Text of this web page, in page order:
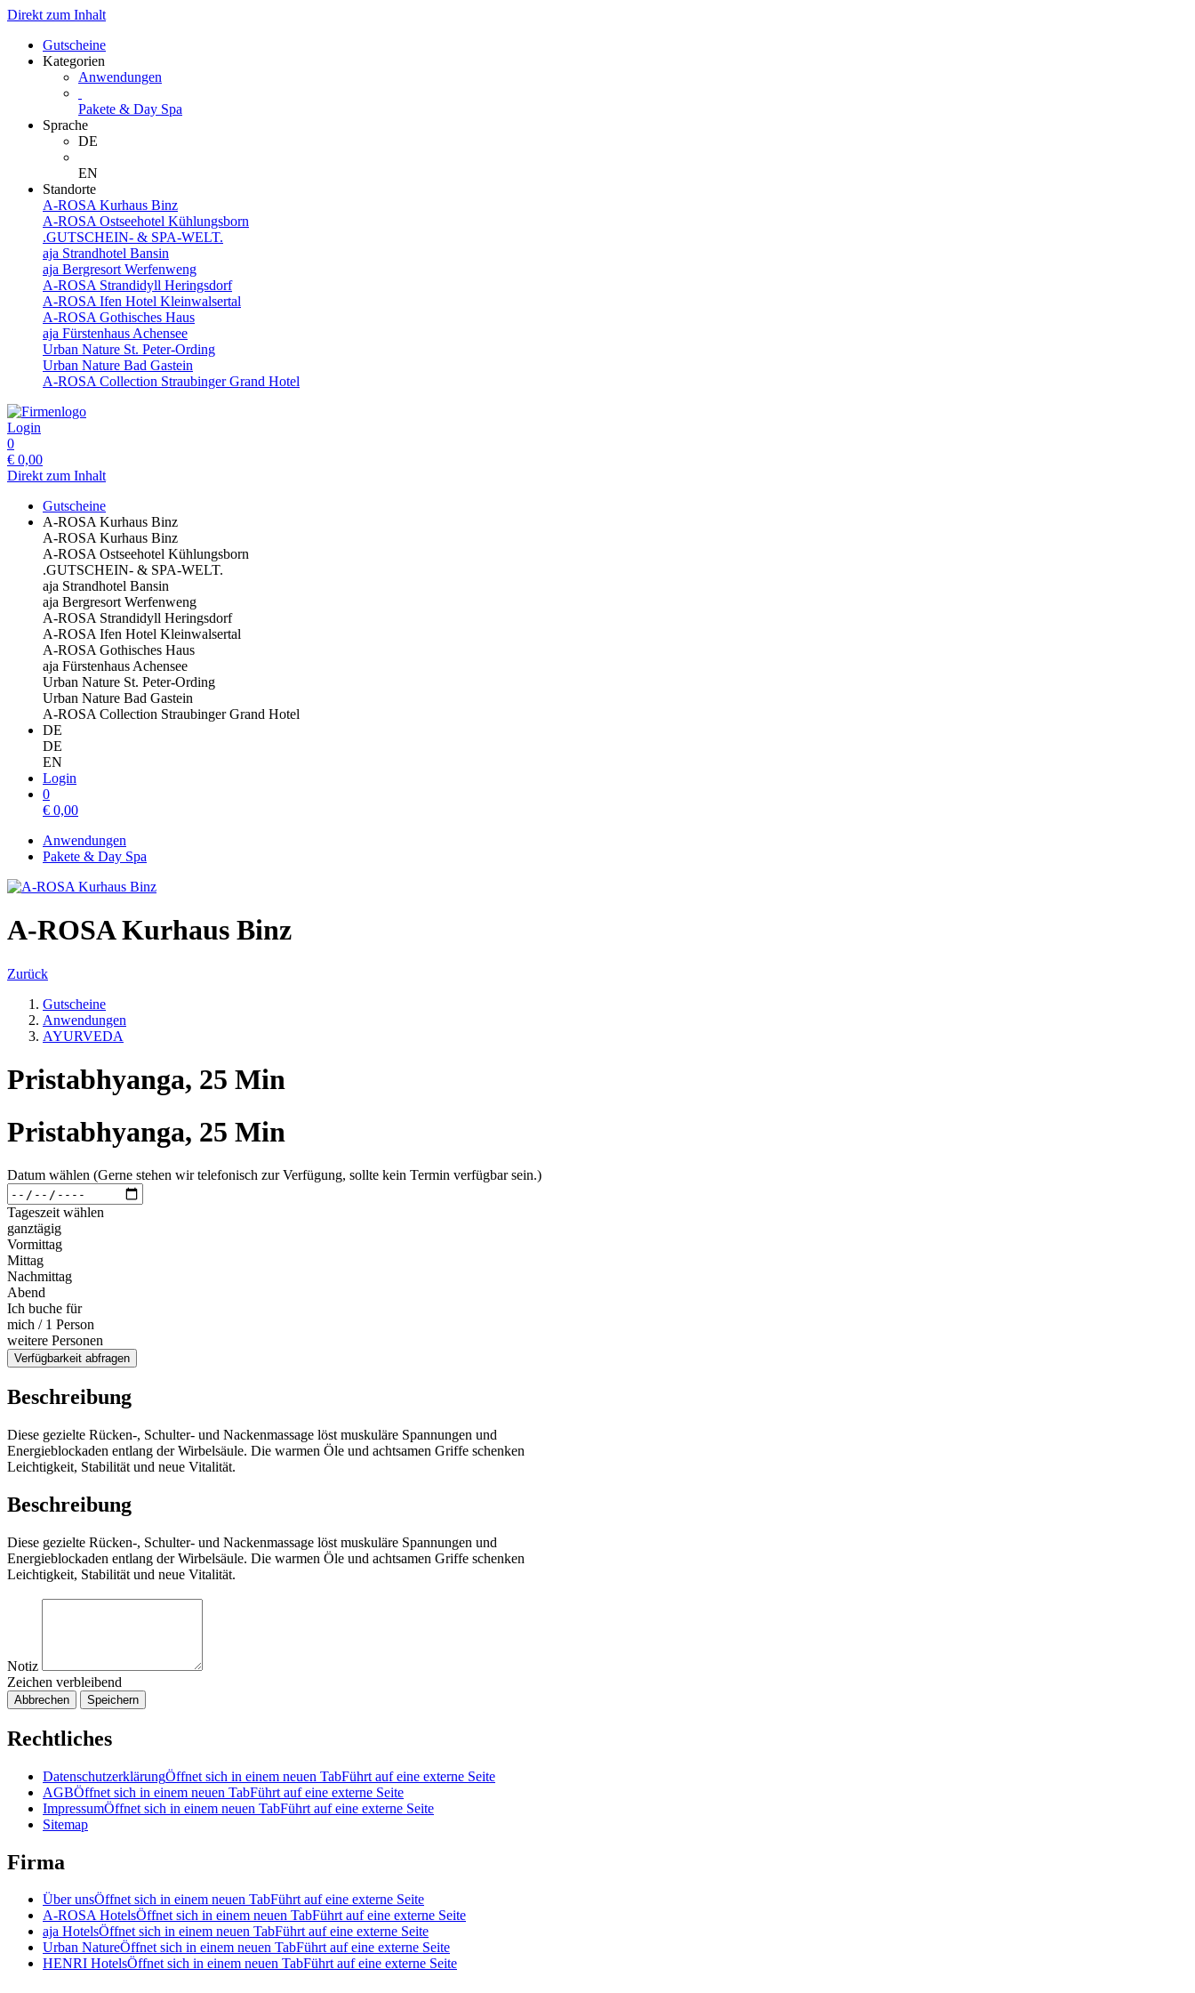
Direkt zum Inhalt
Gutscheine
Kategorien
Anwendungen
Pakete & Day Spa
Sprache
DE
EN
Standorte
A-ROSA Kurhaus Binz
A-ROSA Ostseehotel Kühlungsborn
.GUTSCHEIN- & SPA-WELT.
aja Strandhotel Bansin
aja Bergresort Werfenweng
A-ROSA Strandidyll Heringsdorf
A-ROSA Ifen Hotel Kleinwalsertal
A-ROSA Gothisches Haus
aja Fürstenhaus Achensee
Urban Nature St. Peter-Ording
Urban Nature Bad Gastein
A-ROSA Collection Straubinger Grand Hotel
Login
0
€ 0,00
Direkt zum Inhalt
Gutscheine
A-ROSA Kurhaus Binz
A-ROSA Kurhaus Binz
A-ROSA Ostseehotel Kühlungsborn
.GUTSCHEIN- & SPA-WELT.
aja Strandhotel Bansin
aja Bergresort Werfenweng
A-ROSA Strandidyll Heringsdorf
A-ROSA Ifen Hotel Kleinwalsertal
A-ROSA Gothisches Haus
aja Fürstenhaus Achensee
Urban Nature St. Peter-Ording
Urban Nature Bad Gastein
A-ROSA Collection Straubinger Grand Hotel
DE
DE
EN
Login
0
€ 0,00
Anwendungen
Pakete & Day Spa
A-ROSA Kurhaus Binz
Zurück
Gutscheine
Anwendungen
AYURVEDA
Pristabhyanga, 25 Min
Pristabhyanga, 25 Min
Datum wählen (Gerne stehen wir telefonisch zur Verfügung, sollte kein Termin verfügbar sein.)
Tageszeit wählen
ganztägig
Vormittag
Mittag
Nachmittag
Abend
Ich buche für
mich / 1 Person
weitere Personen
Verfügbarkeit abfragen
Beschreibung
Diese gezielte Rücken-, Schulter- und Nackenmassage löst muskuläre Spannungen und
Energieblockaden entlang der Wirbelsäule. Die warmen Öle und achtsamen Griffe schenken
Leichtigkeit, Stabilität und neue Vitalität.
Beschreibung
Diese gezielte Rücken-, Schulter- und Nackenmassage löst muskuläre Spannungen und
Energieblockaden entlang der Wirbelsäule. Die warmen Öle und achtsamen Griffe schenken
Leichtigkeit, Stabilität und neue Vitalität.
Notiz
Zeichen verbleibend
Abbrechen Speichern
Rechtliches
DatenschutzerklärungÖffnet sich in einem neuen TabFührt auf eine externe Seite
AGBÖffnet sich in einem neuen TabFührt auf eine externe Seite
ImpressumÖffnet sich in einem neuen TabFührt auf eine externe Seite
Sitemap
Firma
Über unsÖffnet sich in einem neuen TabFührt auf eine externe Seite
A-ROSA HotelsÖffnet sich in einem neuen TabFührt auf eine externe Seite
aja HotelsÖffnet sich in einem neuen TabFührt auf eine externe Seite
Urban NatureÖffnet sich in einem neuen TabFührt auf eine externe Seite
HENRI HotelsÖffnet sich in einem neuen TabFührt auf eine externe Seite